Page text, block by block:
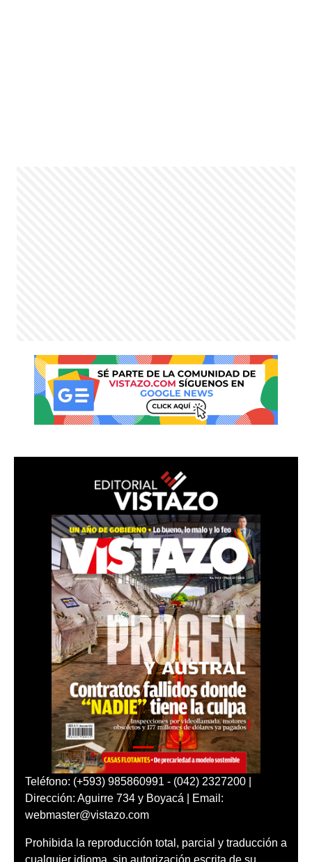
Teléfono: (+593) 985860991 - (042) 2327200 |
Dirección: Aguirre 734 y Boyacá | Email:
webmaster@vistazo.com
Prohibida la reproducción total, parcial y traducción a